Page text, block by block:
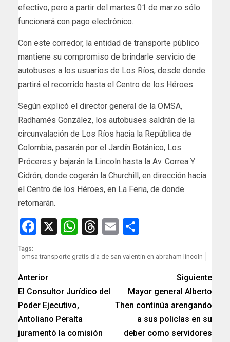
efectivo, pero a partir del martes 01 de marzo sólo
funcionará con pago electrónico.
Con este corredor, la entidad de transporte público
mantiene su compromiso de brindarle servicio de
autobuses a los usuarios de Los Ríos, desde donde
partirá el recorrido hasta el Centro de los Héroes.
Según explicó el director general de la OMSA,
Radhamés González, los autobuses saldrán de la
circunvalación de Los Ríos hacia la República de
Colombia, pasarán por el Jardín Botánico, Los
Próceres y bajarán la Lincoln hasta la Av. Correa Y
Cidrón, donde cogerán la Churchill, en dirección hacia
el Centro de los Héroes, en La Feria, de donde
retornarán.
Facebook
X WhatsApp
Threads
Email
Tags:
omsa transporte gratis dia de san valentin en abraham lincoln
Anterior
El Consultor Jurídico del
Poder Ejecutivo,
Antoliano Peralta
juramentó la comisión
Siguiente
Mayor general Alberto
Then continúa arengando
a sus policías en su
deber como servidores